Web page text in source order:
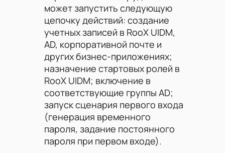
может запустить следующую
цепочку действий: создание
учетных записей в RooX UIDM,
AD, корпоративной почте и
других бизнес-приложениях;
назначение стартовых ролей в
RooX UIDM; включение в
соответствующие группы AD;
запуск сценария первого входа
(генерация временного
пароля, задание постоянного
пароля при первом входе).